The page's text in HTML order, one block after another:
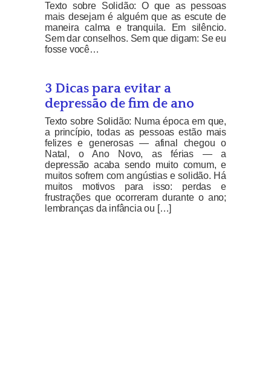
Texto sobre Solidão: O que as pessoas
mais desejam é alguém que as escute de
maneira calma e tranquila. Em silêncio.
Sem dar conselhos. Sem que digam: Se eu
fosse você…
3 Dicas para evitar a
depressão de fim de ano
Texto sobre Solidão: Numa época em que,
a princípio, todas as pessoas estão mais
felizes e generosas — afinal chegou o
Natal, o Ano Novo, as férias — a
depressão acaba sendo muito comum, e
muitos sofrem com angústias e solidão. Há
muitos motivos para isso: perdas e
frustrações que ocorreram durante o ano;
lembranças da infância ou […]